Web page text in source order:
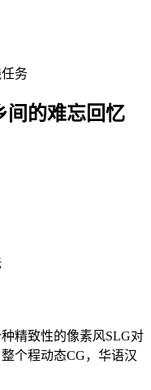
务
间的难忘回忆
精致性的像素风SLG对
个程动态CG，华语汉